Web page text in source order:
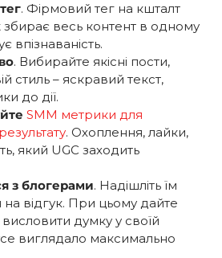
. Фірмовий тег на кшталт
весь контент в одному
впізнаваність.
. Вибирайте якісні пости,
стиль – яскравий текст,
до дії.
SMM метрики для
. Охоплення, лайки,
який UGC заходить
з блогерами. Надішліть їм
на відгук. При цьому дайте
думку у своїй
виглядало максимально